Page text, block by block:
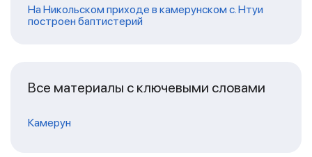
На Никольском приходе в камерунском с. Нтуи
построен баптистерий
Все материалы с ключевыми словами
Камерун